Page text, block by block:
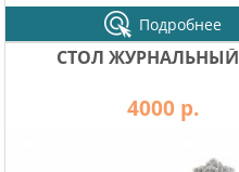
Подробнее
СТОЛ
4000 р.